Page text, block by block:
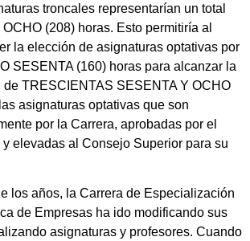
troncales representarían un total
(208) horas. Esto permitiría al
la elección de asignaturas optativas por
SESENTA (160) horas para alcanzar la
de TRESCIENTAS SESENTA Y OCHO
asignaturas optativas que son
por la Carrera, aprobadas por el
elevadas al Consejo Superior para su
los años, la Carrera de Especialización
de Empresas ha ido modificando sus
asignaturas y profesores. Cuando